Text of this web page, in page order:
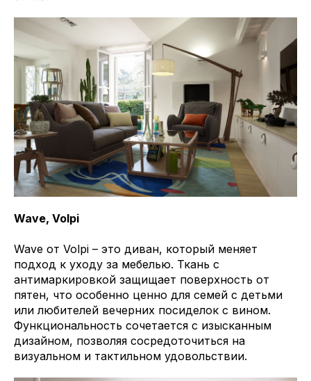
Wave, Volpi
Wave от Volpi – это диван, который меняет
подход к уходу за мебелью. Ткань с
антимаркировкой защищает поверхность от
пятен, что особенно ценно для семей с детьми
или любителей вечерних посиделок с вином.
Функциональность сочетается с изысканным
дизайном, позволяя сосредоточиться на
визуальном и тактильном удовольствии.